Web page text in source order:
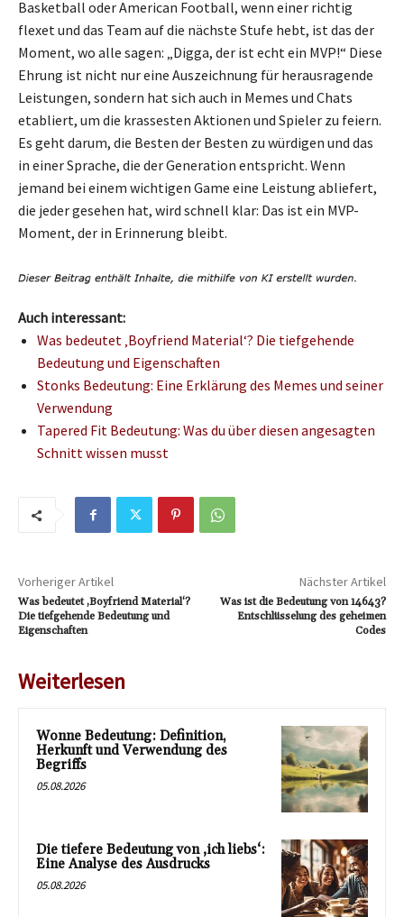
Basketball oder American Football, wenn einer richtig
flexet und das Team auf die nächste Stufe hebt, ist das der
Moment, wo alle sagen: „Digga, der ist echt ein MVP!“ Diese
Ehrung ist nicht nur eine Auszeichnung für herausragende
Leistungen, sondern hat sich auch in Memes und Chats
etabliert, um die krassesten Aktionen und Spieler zu feiern.
Es geht darum, die Besten der Besten zu würdigen und das
in einer Sprache, die der Generation entspricht. Wenn
jemand bei einem wichtigen Game eine Leistung abliefert,
die jeder gesehen hat, wird schnell klar: Das ist ein MVP-
Moment, der in Erinnerung bleibt.
Auch interessant:
Was bedeutet ‚Boyfriend Material‘? Die tiefgehende
Bedeutung und Eigenschaften
Stonks Bedeutung: Eine Erklärung des Memes und seiner
Verwendung
Tapered Fit Bedeutung: Was du über diesen angesagten
Schnitt wissen musst
Vorheriger Artikel
Was bedeutet ‚Boyfriend Material‘?
Die tiefgehende Bedeutung und
Eigenschaften
Nächster Artikel
Was ist die Bedeutung von 14643?
Entschlüsselung des geheimen
Codes
Weiterlesen
Wonne Bedeutung: Definition,
Herkunft und Verwendung des
Begriffs
05.08.2026
Die tiefere Bedeutung von ‚ich liebs‘:
Eine Analyse des Ausdrucks
05.08.2026